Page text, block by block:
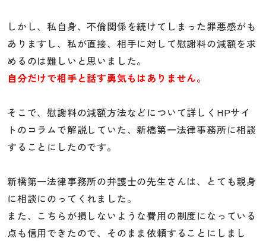
しかし、私自身、不倫関係を続けてしまった罪悪感がも
ありますし、私が直接、相手に対して慰謝料の減額を求
めるのは難しいと思いました。
自分だけで相手と話す勇気もはありません。
そこで、慰謝料の減額方法などについて詳しくHPサイ
トのコラムで解説していた、新橋第一法律事務所に相談
することにしたのです。
新橋第一法律事務所の弁護士の先生さんは、とても親身
に相談にのってくれました。
また、こちらが損しないような費用の制度になっている
点も信用できたので、そのまま依頼することにしまし